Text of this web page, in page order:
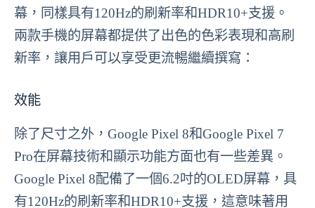
幕，同樣具有120Hz的刷新率和HDR10+支援。
兩款手機的屏幕都提供了出色的色彩表現和高刷
新率，讓用戶可以享受更流暢繼續撰寫：
效能
除了尺寸之外，Google Pixel 8和Google Pixel 7
Pro在屏幕技術和顯示功能方面也有一些差異。
Google Pixel 8配備了一個6.2吋的OLED屏幕，具
有120Hz的刷新率和HDR10+支援，這意味著用